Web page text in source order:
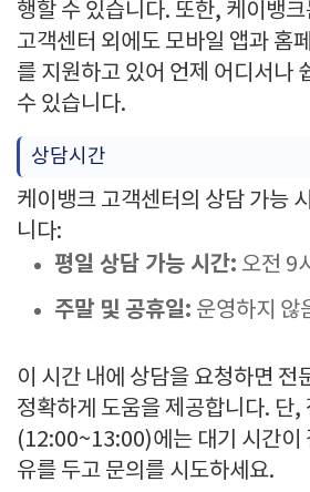
행할 수 있습니다. 또한, 케이뱅크
고객센터 외에도 모바일 앱과 홈
를 지원하고 있어 언제 어디서나
수 있습니다.
상담시간
케이뱅크 고객센터의 상담 가능
니다:
평일 상담 가능 시간: 오전 9
주말 및 공휴일: 운영하지 않
이 시간 내에 상담을 요청하면 전
정확하게 도움을 제공합니다. 단,
(12:00~13:00)에는 대기 시간이
유를 두고 문의를 시도하세요.